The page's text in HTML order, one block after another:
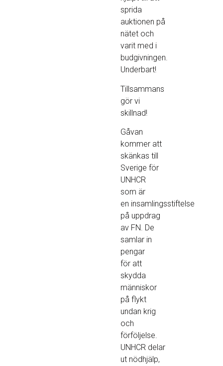
sprida
auktionen på
nätet och
varit med i
budgivningen.
Underbart!
Tillsammans
gör vi
skillnad!
Gåvan
kommer att
skänkas till
Sverige för
UNHCR
som är
en insamlingsstiftelse
på uppdrag
av FN. De
samlar in
pengar
för att
skydda
människor
på flykt
undan krig
och
förföljelse.
UNHCR delar
ut nödhjälp,